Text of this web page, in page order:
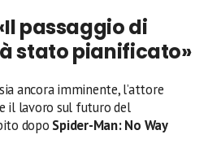
passaggio di
stato pianificato»
ancora imminente, l’attore
il lavoro sul futuro del
dopo Spider-Man: No Way